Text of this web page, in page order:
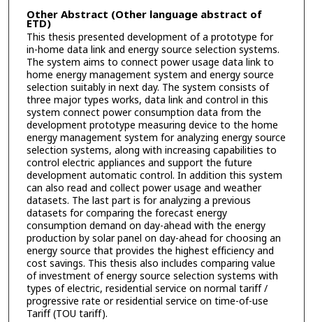
Other Abstract (Other language abstract of
ETD)
This thesis presented development of a prototype for
in-home data link and energy source selection systems.
The system aims to connect power usage data link to
home energy management system and energy source
selection suitably in next day. The system consists of
three major types works, data link and control in this
system connect power consumption data from the
development prototype measuring device to the home
energy management system for analyzing energy source
selection systems, along with increasing capabilities to
control electric appliances and support the future
development automatic control. In addition this system
can also read and collect power usage and weather
datasets. The last part is for analyzing a previous
datasets for comparing the forecast energy
consumption demand on day-ahead with the energy
production by solar panel on day-ahead for choosing an
energy source that provides the highest efficiency and
cost savings. This thesis also includes comparing value
of investment of energy source selection systems with
types of electric, residential service on normal tariff /
progressive rate or residential service on time-of-use
Tariff (TOU tariff).